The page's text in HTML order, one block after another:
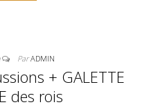
ParADMIN
+ GALETTE
des rois